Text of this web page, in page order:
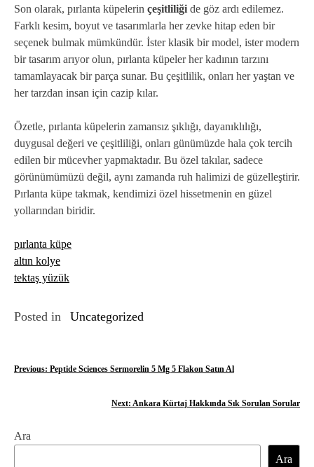
Son olarak, pırlanta küpelerin çeşitliliği de göz ardı edilemez.
Farklı kesim, boyut ve tasarımlarla her zevke hitap eden bir
seçenek bulmak mümkündür. İster klasik bir model, ister modern
bir tasarım arıyor olun, pırlanta küpeler her kadının tarzını
tamamlayacak bir parça sunar. Bu çeşitlilik, onları her yaştan ve
her tarzdan insan için cazip kılar.
Özetle, pırlanta küpelerin zamansız şıklığı, dayanıklılığı,
duygusal değeri ve çeşitliliği, onları günümüzde hala çok tercih
edilen bir mücevher yapmaktadır. Bu özel takılar, sadece
görünümümüzü değil, aynı zamanda ruh halimizi de güzelleştirir.
Pırlanta küpe takmak, kendimizi özel hissetmenin en güzel
yollarından biridir.
pırlanta küpe
altın kolye
tektaş yüzük
Posted in Uncategorized
Y
ı
Previous: Peptide Sciences Sermorelin 5 Mg 5 Flakon Satın Al
Next: Ankara Kürtaj Hakkında Sık Sorulan Sorular
Ara
Ara